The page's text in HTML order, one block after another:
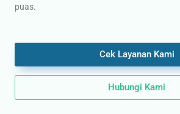
puas.
Cek Layanan Kami
Hubungi Kami